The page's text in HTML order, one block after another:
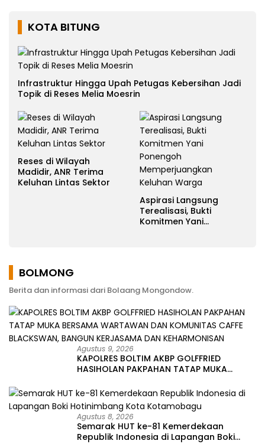
KOTA BITUNG
Infrastruktur Hingga Upah Petugas Kebersihan Jadi
Topik di Reses Melia Moesrin
Reses di Wilayah
Madidir, ANR Terima
Keluhan Lintas Sektor
Aspirasi Langsung
Terealisasi, Bukti
Komitmen Yani
BOLMONG
Berita dan informasi dari Bolaang Mongondow.
Agustus 9, 2026
KAPOLRES BOLTIM AKBP GOLFFRIED
HASIHOLAN PAKPAHAN TATAP MUKA
CAFFE BLACKSWAN, BANGUN KERJASAMA
DAN KEHARMONISAN
Agustus 8, 2026
Semarak HUT ke-81 Kemerdekaan
Republik Indonesia di Lapangan Boki